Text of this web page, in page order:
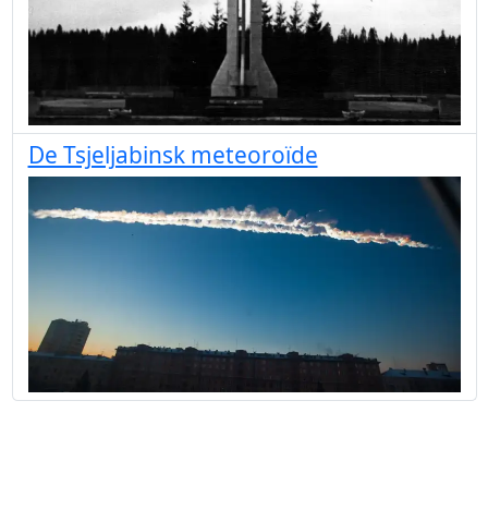
De Tsjeljabinsk meteoroïde